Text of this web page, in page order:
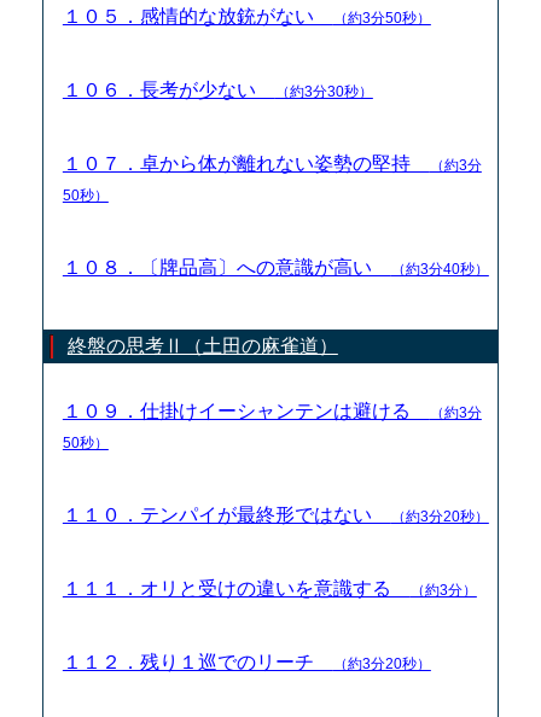
１０５．感情的な放銃がない （約3分50秒）
１０６．長考が少ない （約3分30秒）
１０７．卓から体が離れない姿勢の堅持
（約3分
50秒）
１０８．〔牌品高〕への意識が高い （約3分40秒）
終盤の思考Ⅱ（土田の麻雀道）
１０９．仕掛けイーシャンテンは避ける
（約3分
50秒）
１１０．テンパイが最終形ではない （約3分20秒）
１１１．オリと受けの違いを意識する （約3分）
１１２．残り１巡でのリーチ （約3分20秒）